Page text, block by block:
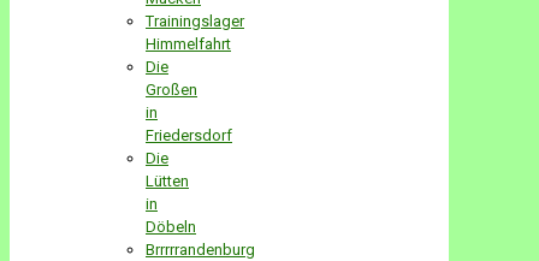
Trainingslager
Himmelfahrt
Die
Großen
in
Friedersdorf
Die
Lütten
in
Döbeln
Brrrrrandenburg